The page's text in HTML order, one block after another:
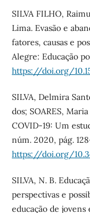
SILVA FILHO,
Lima. Evasão e
fatores, causas e
Alegre: Educação
https://doi.org/
SILVA, Delmira
dos; SOARES,
COVID-19: Um
núm. 2020, pág.
https://doi.org/
SILVA, N. B.
perspectivas e
educação de